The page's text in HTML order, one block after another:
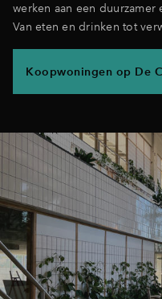
werken aan een
Van eten en drinken tot
Koopwoningen op De